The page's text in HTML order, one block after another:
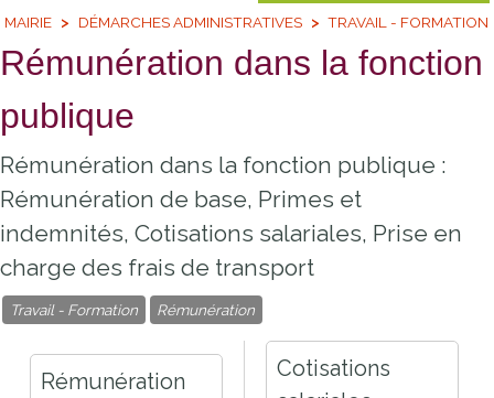
MAIRIE DÉMARCHES ADMINISTRATIVES TRAVAIL - FORMATION
Rémunération dans la fonction
publique
Rémunération dans la fonction publique :
Rémunération de base, Primes et
indemnités, Cotisations salariales, Prise en
charge des frais de transport
Travail - Formation Rémunération
Rémunération
Cotisations